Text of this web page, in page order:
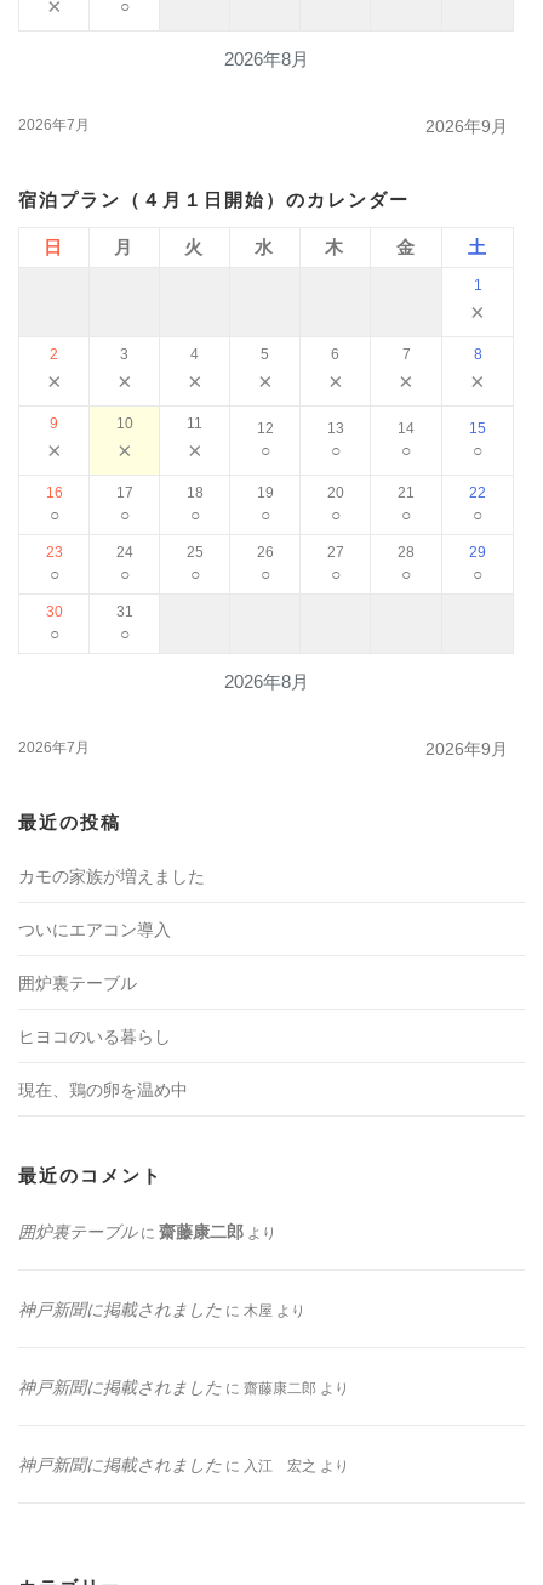
2026年8月
× ○
2026年7月 2026年9月
宿泊プラン（４月１日開始）のカレンダー
2026年8月
日 月 火 水 木 金 土
1
×
2
×
3
×
4
×
5
×
6
×
7
×
8
×
9
×
10
×
11
×
12
○
13
○
14
○
15
○
16
○
17
○
18
○
19
○
20
○
21
○
22
○
23
○
24
○
25
○
26
○
27
○
28
○
29
○
30
○
31
○
2026年7月 2026年9月
最近の投稿
カモの家族が増えました
ついにエアコン導入
囲炉裏テーブル
ヒヨコのいる暮らし
現在、鶏の卵を温め中
最近のコメント
囲炉裏テーブルに 齋藤康二郎 より
神戸新聞に掲載されました に 木屋 より
神戸新聞に掲載されました に 齋藤康二郎 より
神戸新聞に掲載されました に 入江 宏之 より